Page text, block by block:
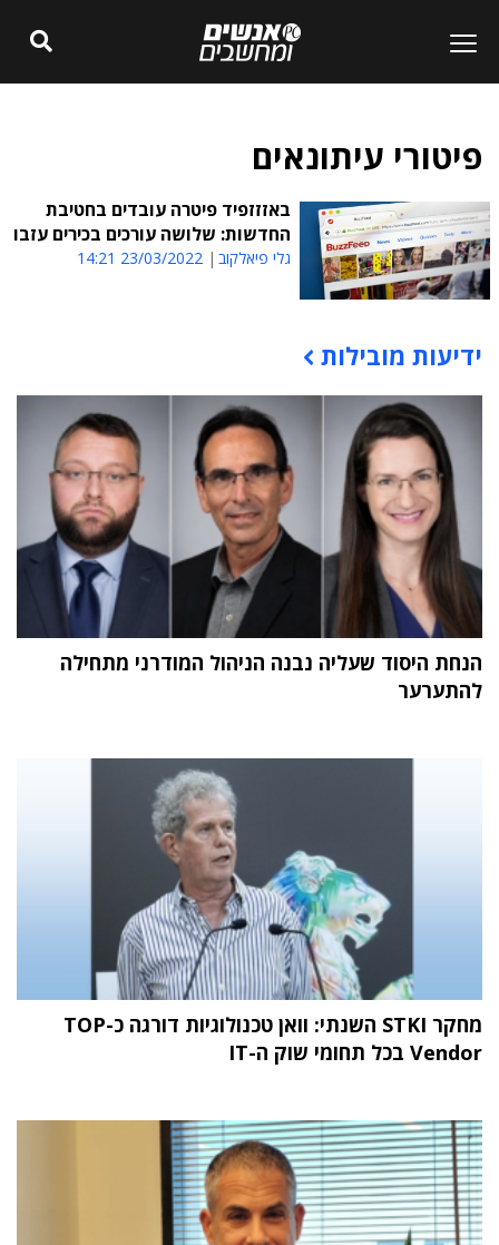
פיטורי עיתונאים
באזזזפיד פיטרה עובדים בחטיבת
החדשות: שלושה עורכים בכירים עזבו
גלי פיאלקוב 23/03/2022 14:21
תוכן פרסומי
ידיעות מובילות
הנחת היסוד שעליה נבנה הניהול המודרני מתחילה
להתערער
מחקר STKI השנתי: וואן טכנולוגיות דורגה כ-TOP
Vendor בכל תחומי שוק ה-IT